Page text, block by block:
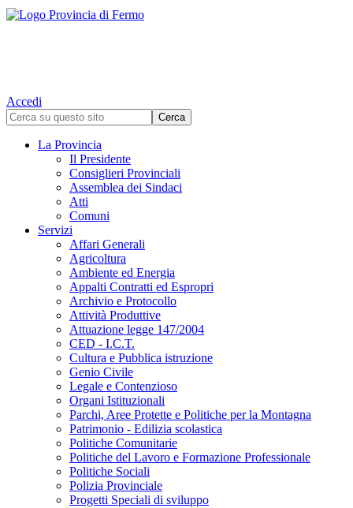
Accedi
La Provincia
Il Presidente
Consiglieri Provinciali
Assemblea dei Sindaci
Atti
Comuni
Servizi
Affari Generali
Agricoltura
Ambiente ed Energia
Appalti Contratti ed Espropri
Archivio e Protocollo
Attività Produttive
Attuazione legge 147/2004
CED - I.C.T.
Cultura e Pubblica istruzione
Genio Civile
Legale e Contenzioso
Organi Istituzionali
Parchi, Aree Protette e Politiche per la Montagna
Patrimonio - Edilizia scolastica
Politiche Comunitarie
Politiche del Lavoro e Formazione Professionale
Politiche Sociali
Polizia Provinciale
Progetti Speciali di sviluppo